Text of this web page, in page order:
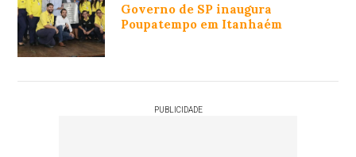
Governo de SP inaugura
Poupatempo em Itanhaém
PUBLICIDADE